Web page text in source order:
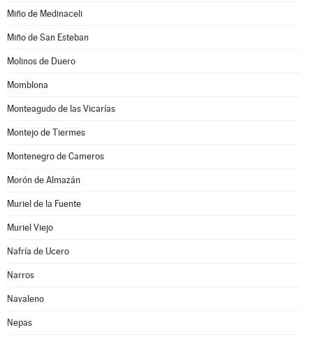
Miño de Medinaceli
Miño de San Esteban
Molinos de Duero
Momblona
Monteagudo de las Vicarías
Montejo de Tiermes
Montenegro de Cameros
Morón de Almazán
Muriel de la Fuente
Muriel Viejo
Nafría de Ucero
Narros
Navaleno
Nepas